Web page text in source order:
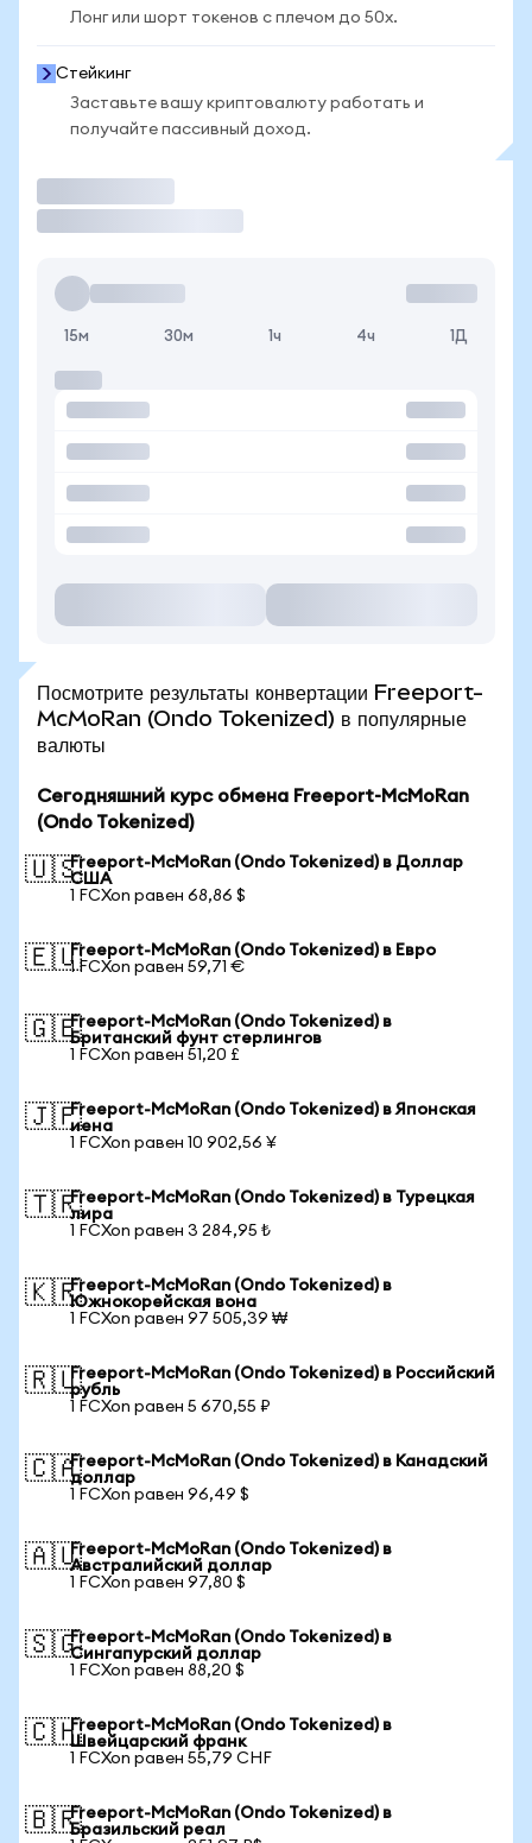
Лонг или шорт токенов с плечом до 50x.
Стейкинг
Заставьте вашу криптовалюту работать и
получайте пассивный доход.
15м 30м 1ч 4ч 1Д
Посмотрите результаты конвертации Freeport-
McMoRan (Ondo Tokenized) в популярные
валюты
Сегодняшний курс обмена Freeport-McMoRan
(Ondo Tokenized)
🇺🇸Freeport-McMoRan (Ondo Tokenized) в Доллар
США
1 FCXon равен 68,86 $
🇪🇺Freeport-McMoRan (Ondo Tokenized) в Евро
1 FCXon равен 59,71 €
🇬🇧Freeport-McMoRan (Ondo Tokenized) в
Британский фунт стерлингов
1 FCXon равен 51,20 £
🇯🇵Freeport-McMoRan (Ondo Tokenized) в Японская
иена
1 FCXon равен 10 902,56 ¥
🇹🇷Freeport-McMoRan (Ondo Tokenized) в Турецкая
лира
1 FCXon равен 3 284,95 ₺
🇰🇷Freeport-McMoRan (Ondo Tokenized) в
Южнокорейская вона
1 FCXon равен 97 505,39 ₩
🇷🇺Freeport-McMoRan (Ondo Tokenized) в Российский
рубль
1 FCXon равен 5 670,55 ₽
🇨🇦Freeport-McMoRan (Ondo Tokenized) в Канадский
доллар
1 FCXon равен 96,49 $
🇦🇺Freeport-McMoRan (Ondo Tokenized) в
Австралийский доллар
1 FCXon равен 97,80 $
🇸🇬Freeport-McMoRan (Ondo Tokenized) в
Сингапурский доллар
1 FCXon равен 88,20 $
🇨🇭Freeport-McMoRan (Ondo Tokenized) в
Швейцарский франк
1 FCXon равен 55,79 CHF
🇧🇷Freeport-McMoRan (Ondo Tokenized) в
Бразильский реал